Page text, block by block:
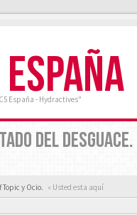
España - Hydractives"
DEL DESGUACE.
Topic y Ocio. « Usted esta aquí